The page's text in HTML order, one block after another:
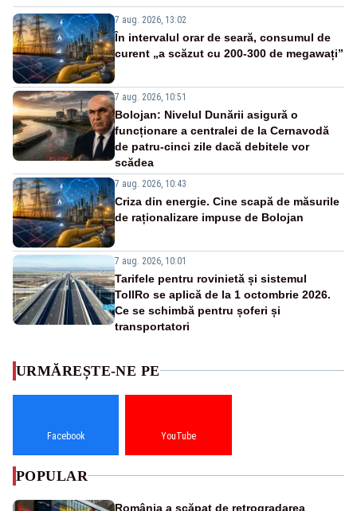
7 aug. 2026, 13:02
În intervalul orar de seară, consumul de
curent „a scăzut cu 200-300 de megawați”
7 aug. 2026, 10:51
Bolojan: Nivelul Dunării asigură o
funcționare a centralei de la Cernavodă
de patru-cinci zile dacă debitele vor
scădea
7 aug. 2026, 10:43
Criza din energie. Cine scapă de măsurile
de raționalizare impuse de Bolojan
7 aug. 2026, 10:01
Tarifele pentru rovinietă și sistemul
TollRo se aplică de la 1 octombrie 2026.
Ce se schimbă pentru șoferi și
transportatori
URMĂREȘTE-NE PE
Facebook YouTube
POPULAR
România a scăpat de retrogradarea